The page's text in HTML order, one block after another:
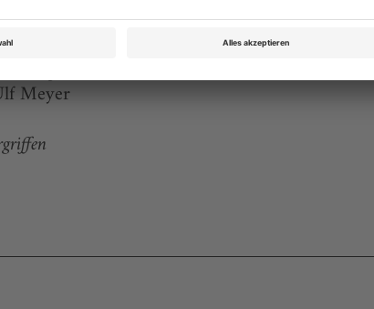
September/Oktober 2009
Magazin, Seite 88
Meyer